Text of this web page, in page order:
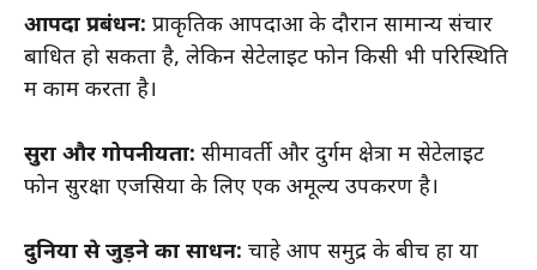
आपदा प्रबंधन: प्राकृतिक आपदाओं के दौरान सामान्य संचार
बाधित हो सकता है, लेकिन सेटेलाइट फोन किसी भी परिस्थिति
में काम करता है।
सुरक्षा और गोपनीयता: सीमावर्ती और दुर्गम क्षेत्रों में सेटेलाइट
फोन सुरक्षा एजेंसियों के लिए एक अमूल्य उपकरण है।
दुनिया से जुड़ने का साधन: चाहे आप समुद्र के बीच हों या